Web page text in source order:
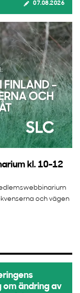
07.08.2026
kl. 10-12
och vägen
om ändring av